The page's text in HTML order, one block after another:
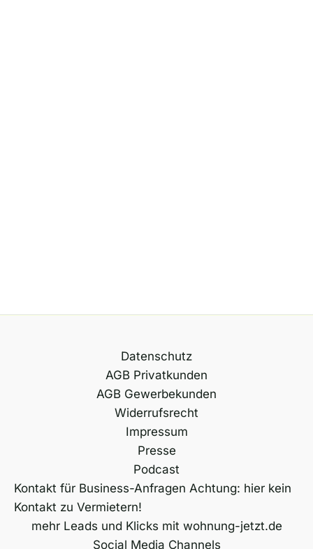
Datenschutz
AGB Privatkunden
AGB Gewerbekunden
Widerrufsrecht
Impressum
Presse
Podcast
Kontakt für Business-Anfragen Achtung: hier kein
Kontakt zu Vermietern!
mehr Leads und Klicks mit wohnung-jetzt.de
Social Media Channels